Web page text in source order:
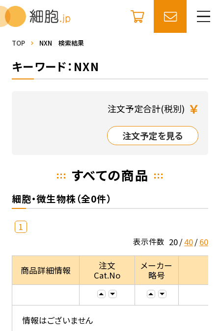
TOP NXN 検索結果
キーワード：NXN
注文予定合計(税別) ￥
注文予定を見る
すべての商品
細胞・微生物株（全0件）
1
表示件数 20 40 60
商品詳細情報
注文
Cat.No
メーカー
略号
情報はございません